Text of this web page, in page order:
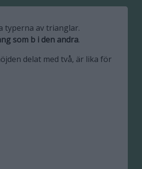
typerna av trianglar.
som b i den andra.
delat med två, är lika för